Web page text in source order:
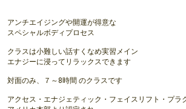
アンチエイジングや開運が得意な
スペシャルボディプロセス
クラスは小難しい話すくなめ実習メイン
エナジーに浸ってリラックスできます
対面のみ、７～8時間 のクラスです
アクセス・エナジェティック・フェイスリフト・プラ